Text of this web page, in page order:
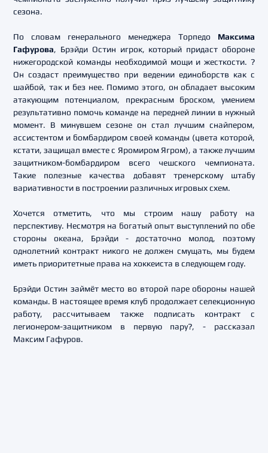
сезона.
По словам генерального менеджера Торпедо Максима
Гафурова, Брэйди Остин игрок, который придаст обороне
нижегородской команды необходимой мощи и жесткости. ?
Он создаст преимущество при ведении единоборств как с
шайбой, так и без нее. Помимо этого, он обладает высоким
атакующим потенциалом, прекрасным броском, умением
результативно помочь команде на передней линии в нужный
момент. В минувшем сезоне он стал лучшим снайпером,
ассистентом и бомбардиром своей команды (цвета которой,
кстати, защищал вместе с Яромиром Ягром), а также лучшим
защитником-бомбардиром всего чешского чемпионата.
Такие полезные качества добавят тренерскому штабу
вариативности в построении различных игровых схем.
Хочется отметить, что мы строим нашу работу на
перспективу. Несмотря на богатый опыт выступлений по обе
стороны океана, Брэйди - достаточно молод, поэтому
однолетний контракт никого не должен смущать, мы будем
иметь приоритетные права на хоккеиста в следующем году.
Брэйди Остин займёт место во второй паре обороны нашей
команды. В настоящее время клуб продолжает селекционную
работу, рассчитываем также подписать контракт с
легионером-защитником в первую пару?, - рассказал
Максим Гафуров.